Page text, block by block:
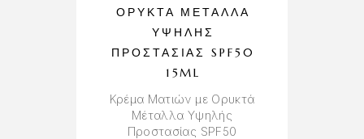
ΟΡΥΚΤΆ ΜΈΤΑΛΛΑ
ΥΨΗΛΉΣ
ΠΡΟΣΤΑΣΊΑΣ SPF50
15ML
Κρέμα Ματιών με Ορυκτά
Μέταλλα Υψηλής
Προστασίας SPF50